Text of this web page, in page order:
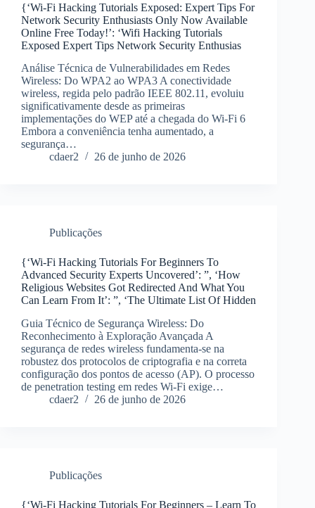
{‘Wi-Fi Hacking Tutorials Exposed: Expert Tips For
Network Security Enthusiasts Only Now Available
Online Free Today!’: ‘Wifi Hacking Tutorials
Exposed Expert Tips Network Security Enthusias
Análise Técnica de Vulnerabilidades em Redes
Wireless: Do WPA2 ao WPA3 A conectividade
wireless, regida pelo padrão IEEE 802.11, evoluiu
significativamente desde as primeiras
implementações do WEP até a chegada do Wi-Fi 6
Embora a conveniência tenha aumentado, a
segurança…
cdaer2
26 de junho de 2026
Publicações
{‘Wi-Fi Hacking Tutorials For Beginners To
Advanced Security Experts Uncovered’: ”, ‘How
Religious Websites Got Redirected And What You
Can Learn From It’: ”, ‘The Ultimate List Of Hidden
Guia Técnico de Segurança Wireless: Do
Reconhecimento à Exploração Avançada A
segurança de redes wireless fundamenta-se na
robustez dos protocolos de criptografia e na correta
configuração dos pontos de acesso (AP). O processo
de penetration testing em redes Wi-Fi exige…
cdaer2
26 de junho de 2026
Publicações
{‘Wi-Fi Hacking Tutorials For Beginners – Learn To